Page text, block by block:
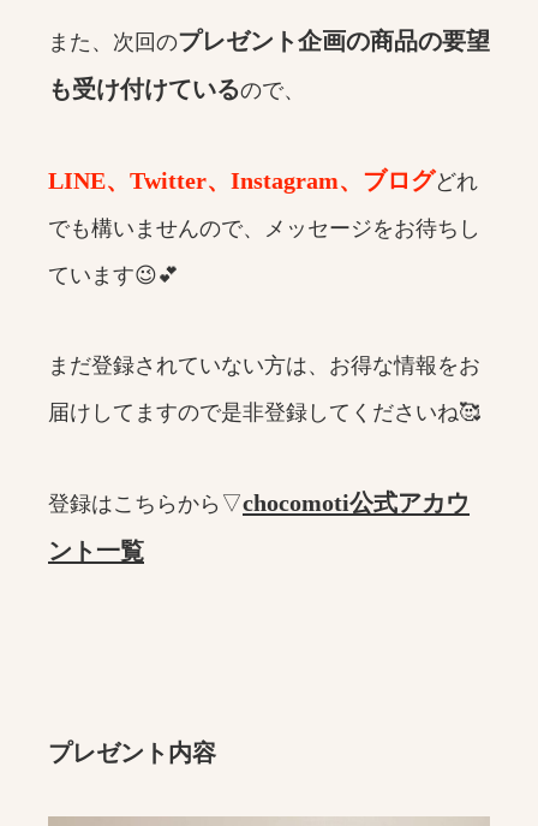
また、次回のプレゼント企画の商品の要望
も受け付けているので、
LINE、Twitter、Instagram、ブログどれ
でも構いませんので、メッセージをお待ちし
ています😉💕
まだ登録されていない方は、お得な情報をお
届けしてますので是非登録してくださいね🥰
登録はこちらから▽chocomoti公式アカウ
ント一覧
プレゼント内容